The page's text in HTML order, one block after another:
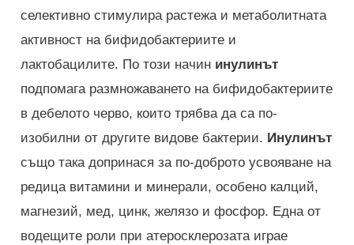
селективно стимулира растежа и метаболитната
активност на бифидобактериите и
лактобацилите. По този начин инулинът
подпомага размножаването на бифидобактериите
в дебелото черво, които трябва да са по-
изобилни от другите видове бактерии. Инулинът
също така допринася за по-доброто усвояване на
редица витамини и минерали, особено калций,
магнезий, мед, цинк, желязо и фосфор. Една от
водещите роли при атеросклерозата играе